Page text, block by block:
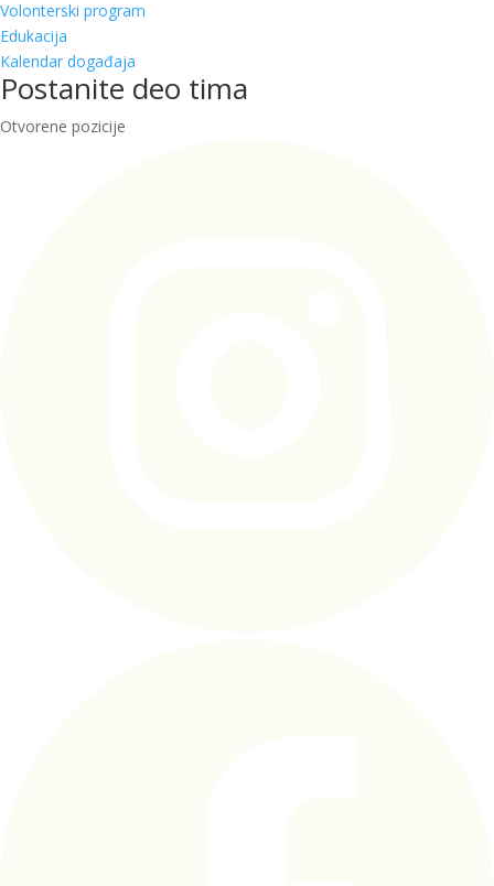
Volonterski program
Edukacija
Kalendar događaja
Postanite deo tima
Otvorene pozicije